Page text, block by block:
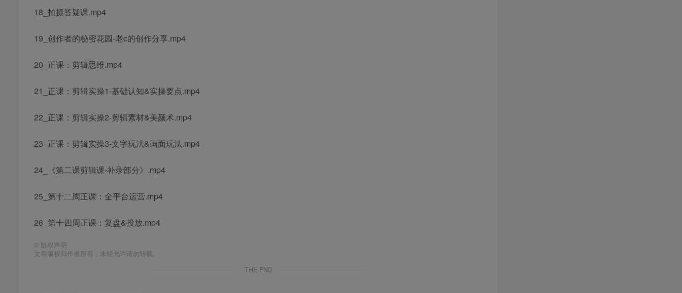
18_拍摄答疑课.mp4
19_创作者的秘密花园-老c的创作分享.mp4
20_正课：剪辑思维.mp4
21_正课：剪辑实操1-基础认知&实操要点.mp4
22_正课：剪辑实操2-剪辑素材&美颜术.mp4
23_正课：剪辑实操3-文字玩法&画面玩法.mp4
24_《第二课剪辑课-补录部分》.mp4
25_第十二周正课：全平台运营.mp4
26_第十四周正课：复盘&投放.mp4
© 版权声明
文章版权归作者所有，未经允许请勿转载。
THE END